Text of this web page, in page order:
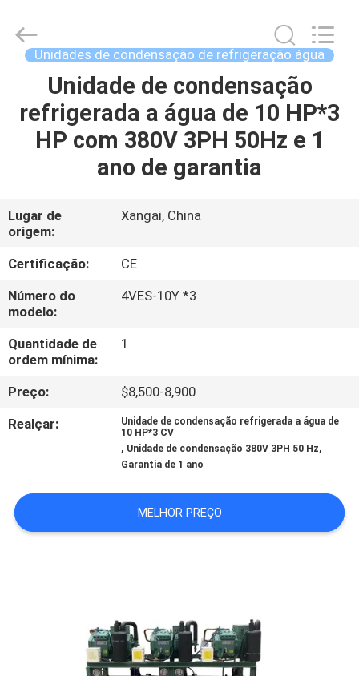
CASA
PRODUTOS
DE
RV
SOBRE
NÓS
EXCURSÃO
DA
FÁBRICA
DA
QUALIDADE
Equipment
Unidades de condensação de refrigeração água
Unidade de condensação
refrigerada a água de 10 HP*3
HP com 380V 3PH 50Hz e 1
ano de garantia
Lugar de
origem:
Xangai, China
Certificação:
CE
Número do
modelo:
4VES-10Y *3
Quantidade de
ordem mínima:
1
Preço:
$8,500-8,900
Realçar:
Unidade de condensação refrigerada a água de
10 HP*3 CV
, Unidade de condensação 380V 3PH 50 Hz,
Garantia de 1 ano
MELHOR PREÇO